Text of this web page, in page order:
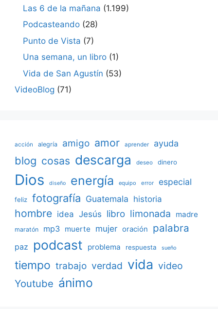
Las 6 de la mañana (1.199)
Podcasteando (28)
Punto de Vista (7)
Una semana, un libro (1)
Vida de San Agustín (53)
VideoBlog (71)
acción alegría amigo amor aprender ayuda
blog cosas descarga deseo dinero
Dios diseño energía equipo error especial
feliz fotografía Guatemala historia
hombre idea Jesús libro limonada madre
maratón mp3 muerte mujer oración palabra
paz podcast problema respuesta sueño
tiempo trabajo verdad vida video
Youtube ánimo